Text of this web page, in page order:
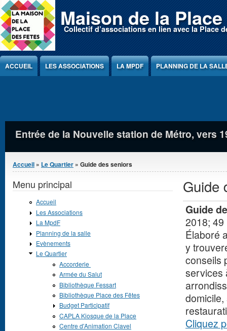
Jump to Content Maison de la
Collectif d’associations en lien avec la Place
ACCUEIL LES ASSOCIATIONS LA MPDF PLANNING DE LA
Pyramide et son ombre, vue depuis la Tour
Vous êtes ici
Accueil » Le Quartier » Guide des seniors
Guide
Guide
2018;
Élaboré
y
conseils
services
Cliquez
Menu principal
Accueil
Les Associations
La MpdF
Planning de la salle
Evènements
Le Quartier
Accorderie
Armée du Salut
Bibliothèque Fessart
Bibliothèque Place des Fêtes
Budget Participatif
CAPLA Kiosque de la Place
Centre d'Animation Clavel